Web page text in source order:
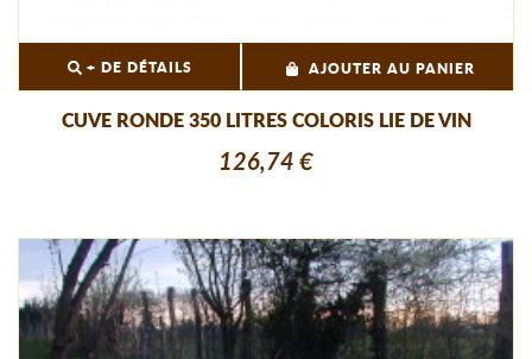
+ DE DÉTAILS AJOUTER AU PANIER
CUVE RONDE 350 LITRES COLORIS LIE DE VIN
126,74 €